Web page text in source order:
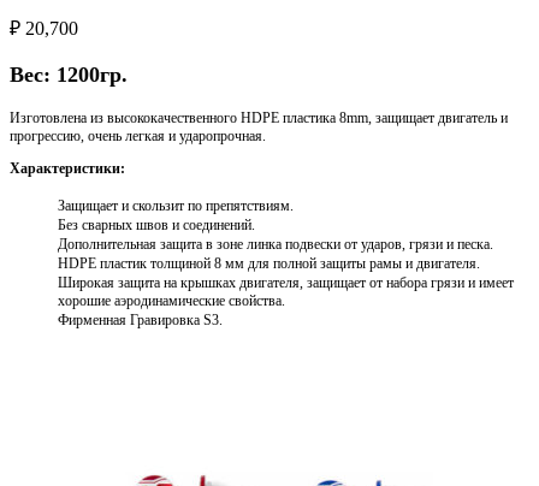
₽ 20,700
Вес: 1200гр.
Изготовлена из высококачественного HDPE пластика 8mm, защищает двигатель и
прогрессию, очень легкая и ударопрочная.
Характеристики:
Защищает и скользит по препятствиям.
Без сварных швов и соединений.
Дополнительная защита в зоне линка подвески от ударов, грязи и песка.
HDPE пластик толщиной 8 мм для полной защиты рамы и двигателя.
Широкая защита на крышках двигателя, защищает от набора грязи и имеет
хорошие аэродинамические свойства.
Фирменная Гравировка S3.